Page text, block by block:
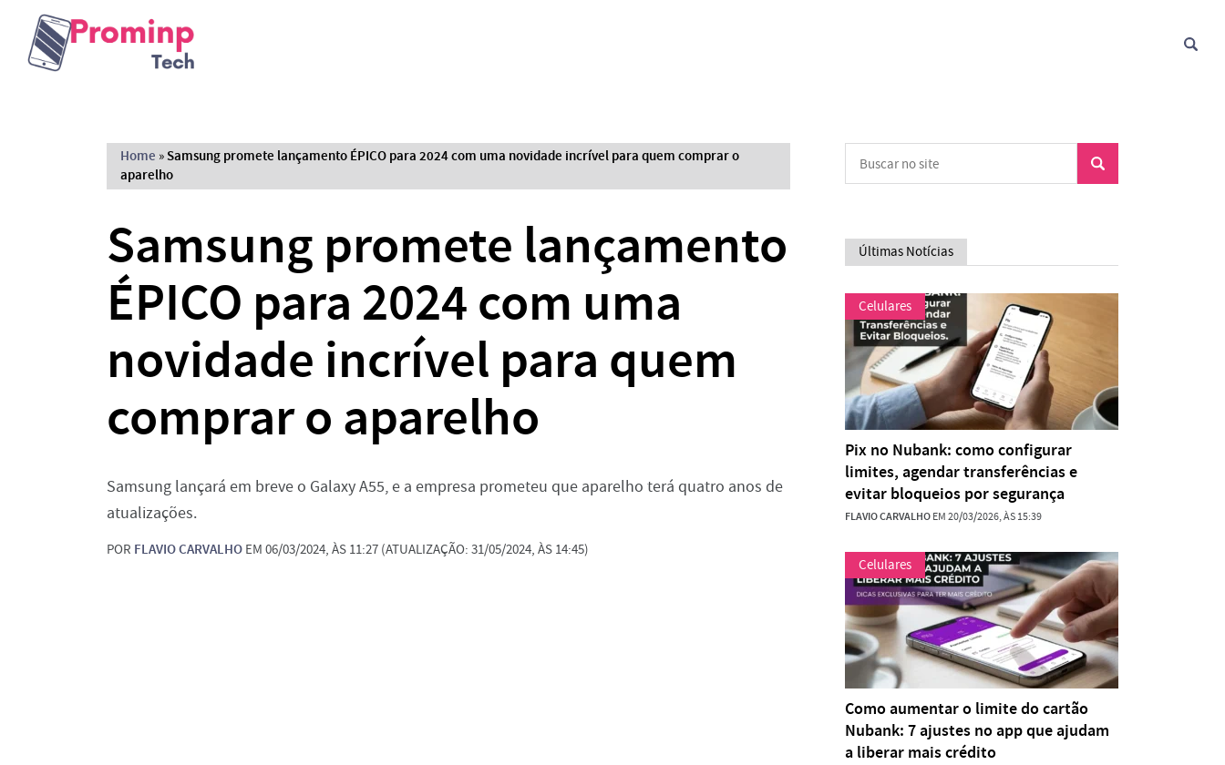
Home » Samsung promete lançamento ÉPICO para 2024 com uma novidade incrível para quem comprar o
aparelho
Samsung promete lançamento
ÉPICO para 2024 com uma
novidade incrível para quem
comprar o aparelho
Samsung lançará em breve o Galaxy A55, e a empresa prometeu que aparelho terá quatro anos de
atualizações.
POR FLAVIO CARVALHO EM 06/03/2024, ÀS 11:27 (ATUALIZAÇÃO: 31/05/2024, ÀS 14:45)
Últimas Notícias
Celulares
Pix no Nubank: como configurar
limites, agendar transferências e
evitar bloqueios por segurança
FLAVIO CARVALHOEM 20/03/2026, ÀS 15:39
Celulares
Como aumentar o limite do cartão
Nubank: 7 ajustes no app que ajudam
a liberar mais crédito